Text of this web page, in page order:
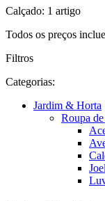
Calçado: 1 artigo
Todos os preços
Filtros
Categorias:
Jardim & Horta
Roupa